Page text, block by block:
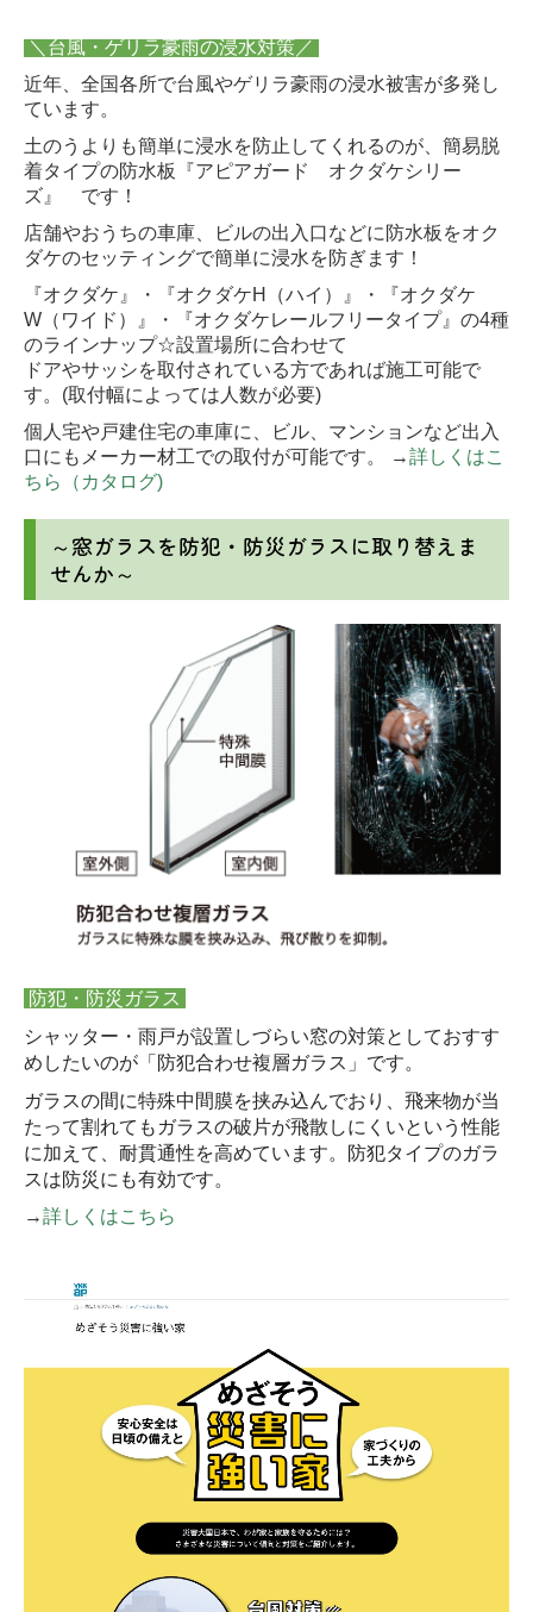
＼台風・ゲリラ豪雨の浸水対策／
近年、全国各所で台風やゲリラ豪雨の浸水被害が多発し
ています。
土のうよりも簡単に浸水を防止してくれるのが、簡易脱
着タイプの防水板『アピアガード オクダケシリー
ズ』 です！
店舗やおうちの車庫、ビルの出入口などに防水板をオク
ダケのセッティングで簡単に浸水を防ぎます！
『オクダケ』・『オクダケH（ハイ）』・『オクダケ
W（ワイド）』・『オクダケレールフリータイプ』の4種
のラインナップ☆設置場所に合わせて
ドアやサッシを取付されている方であれば施工可能で
す。(取付幅によっては人数が必要)
個人宅や戸建住宅の車庫に、ビル、マンションなど出入
口にもメーカー材工での取付が可能です。 →詳しくはこ
ちら（カタログ)
～窓ガラスを防犯・防災ガラスに取り替えま
せんか～
防犯・防災ガラス
シャッター・雨戸が設置しづらい窓の対策としておすす
めしたいのが「防犯合わせ複層ガラス」です。
ガラスの間に特殊中間膜を挟み込んでおり、飛来物が当
たって割れてもガラスの破片が飛散しにくいという性能
に加えて、耐貫通性を高めています。防犯タイプのガラ
スは防災にも有効です。
→詳しくはこちら